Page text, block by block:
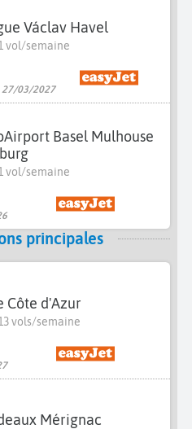
Václav Havel
vol/semaine
03/2027
Basel Mulhouse
vol/semaine
principales
Côte d'Azur
vols/semaine
Mérignac